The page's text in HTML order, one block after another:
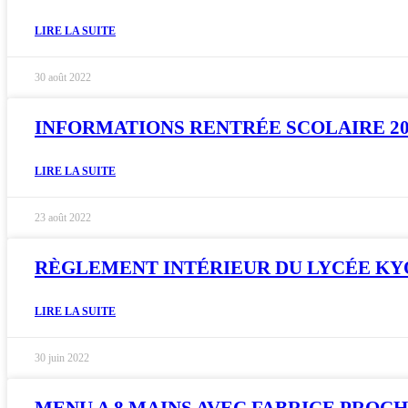
LIRE LA SUITE
30 août 2022
INFORMATIONS RENTRÉE SCOLAIRE
LIRE LA SUITE
23 août 2022
RÈGLEMENT INTÉRIEUR DU LYCÉE
LIRE LA SUITE
30 juin 2022